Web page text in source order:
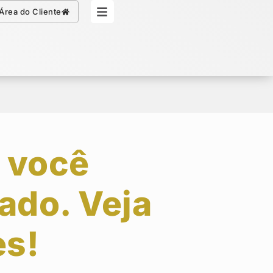
do Cliente Simule seu Crédito
você
Veja